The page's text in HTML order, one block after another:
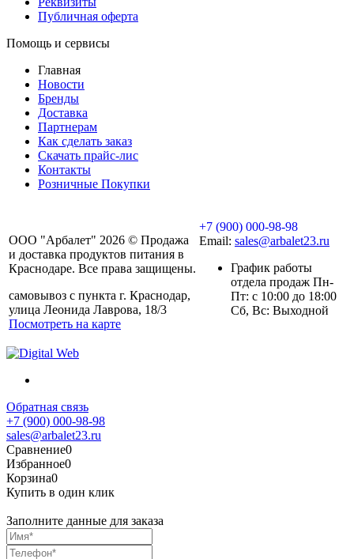
Публичная оферта
Помощь и сервисы
Главная
Новости
Бренды
Доставка
Партнерам
Как сделать заказ
Скачать прайс-лис
Контакты
Розничные Покупки
ООО "Арбалет" 2026 © Продажа
и доставка продуктов питания в
Краснодаре. Все права защищены.
самовывоз с пункта г. Краснодар,
улица Леонида Лаврова, 18/3
Посмотреть на карте
+7 (900) 000-98-98
Email: sales@arbalet23.ru
График работы
отдела продаж Пн-
Пт: с 10:00 до 18:00
Сб, Вс: Выходной
Обратная связь
+7 (900) 000-98-98
sales@arbalet23.ru
Сравнение0
Избранное0
Корзина0
Купить в один клик
Заполните данные для заказа